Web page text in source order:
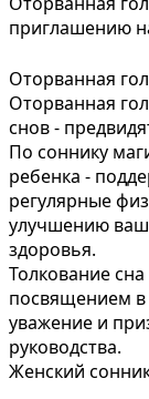
приглашению
Оторванная
Оторванная
снов -
По соннику
ребенка -
регулярные
улучшению
здоровья.
Толкование
посвящением в
уважение и
руководства.
Женский